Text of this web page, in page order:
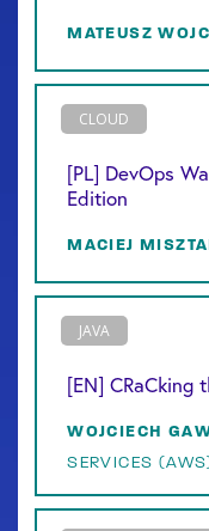
MATEUSZ
CLOUD
[PL] DevOps
Edition
MACIEJ
JAVA
[EN] CRaCking
WOJCIECH
SERVICES